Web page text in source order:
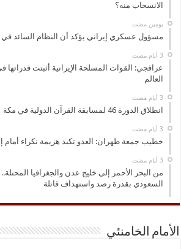
الانسحاب منه؟
‏يومين مضت
مسؤول عسكري إيراني يؤكد أن النظام السائد
عراقجي: القوات المسلحة الإيرانية أثبتت
العالم
انطلاق الدورة 46 لمسابقة القرآن الدولية في مكة
خطيب جمعة طهران: العدو تكبد هزيمة نكراء أمام
من البحر الأحمر إلى خليج عدن والجغرافيا
السعودي بقدرة رصد واستهداف قاتلة
الأمام الخامنئي